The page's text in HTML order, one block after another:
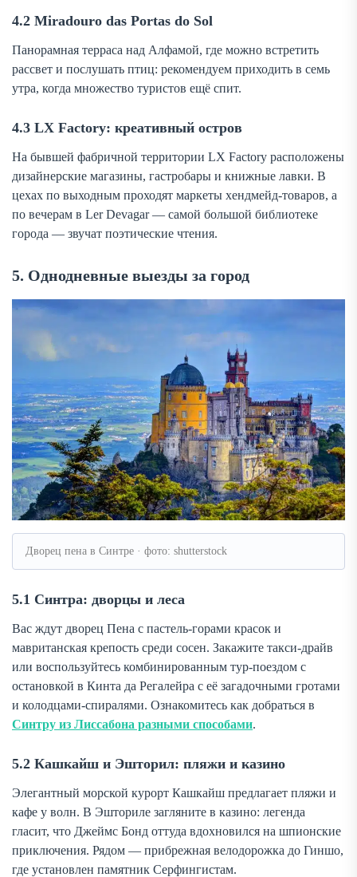
4.2 Miradouro das Portas do Sol
Панорамная терраса над Алфамой, где можно встретить
рассвет и послушать птиц: рекомендуем приходить в семь
утра, когда множество туристов ещё спит.
4.3 LX Factory: креативный остров
На бывшей фабричной территории LX Factory расположены
дизайнерские магазины, гастробары и книжные лавки. В
цехах по выходным проходят маркеты хендмейд-товаров, а
по вечерам в Ler Devagar — самой большой библиотеке
города — звучат поэтические чтения.
5. Однодневные выезды за город
Дворец пена в Синтре · фото: shutterstock
5.1 Синтра: дворцы и леса
Вас ждут дворец Пена с пастель-горами красок и
мавританская крепость среди сосен. Закажите такси-драйв
или воспользуйтесь комбинированным тур-поездом с
остановкой в Кинта да Регалейра с её загадочными гротами
и колодцами-спиралями. Ознакомитесь как добраться в
Синтру из Лиссабона разными способами.
5.2 Кашкайш и Эшторил: пляжи и казино
Элегантный морской курорт Кашкайш предлагает пляжи и
кафе у волн. В Эшториле загляните в казино: легенда
гласит, что Джеймс Бонд оттуда вдохновился на шпионские
приключения. Рядом — прибрежная велодорожка до Гиншо,
где установлен памятник Серфингистам.